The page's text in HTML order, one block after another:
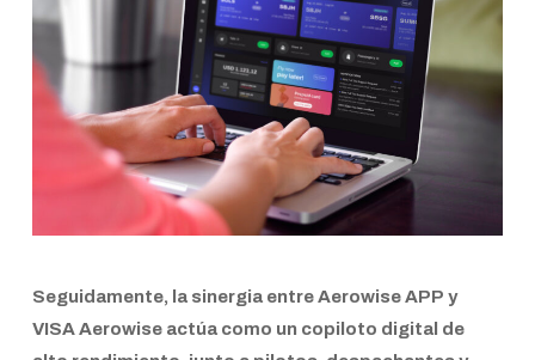
Seguidamente, la sinergia entreAerowise APP y
VISA Aerowiseactúa como un copiloto digital de